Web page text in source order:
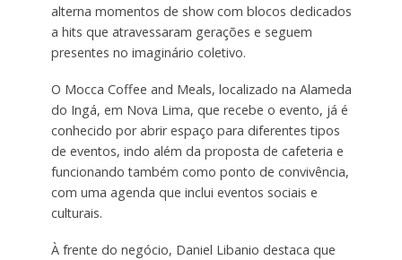
alterna momentos de show com blocos dedicados
a hits que atravessaram gerações e seguem
presentes no imaginário coletivo.
O Mocca Coffee and Meals, localizado na Alameda
do Ingá, em Nova Lima, que recebe o evento, já é
conhecido por abrir espaço para diferentes tipos
de eventos, indo além da proposta de cafeteria e
funcionando também como ponto de convivência,
com uma agenda que inclui eventos sociais e
culturais.
À frente do negócio, Daniel Libanio destaca que